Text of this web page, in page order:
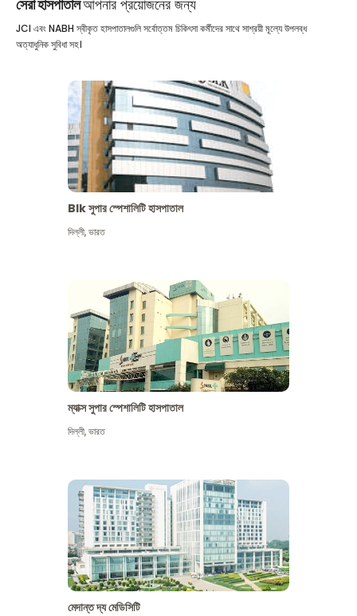
সেরা হাসপাতালআপনার প্রয়োজনের জন্য
JCI এবং NABH স্বীকৃত হাসপাতালগুলি সর্বোত্তম চিকিৎসা কর্মীদের সাথে সাশ্রয়ী মূল্যে উপলব্ধ
অত্যাধুনিক সুবিধা সহ।
Blk সুপার স্পেশালিটি হাসপাতাল
দিল্লী,ভারত
ম্যাক্স সুপার স্পেশালিটি হাসপাতাল
দিল্লী,ভারত
মেদান্ত দ্য মেডিসিটি